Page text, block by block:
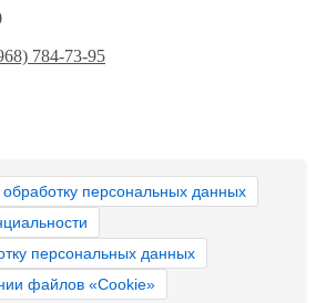
784-73-95
персональных данных
персональных данных
файлов «Cookie»